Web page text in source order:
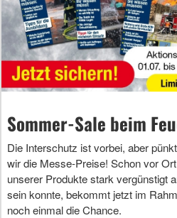
Sommer-Sale beim
Die Interschutz ist vorbei, aber
wir die Messe-Preise! Schon vor
unserer Produkte stark vergünstigt
sein konnte, bekommt jetzt im
noch einmal die Chance.